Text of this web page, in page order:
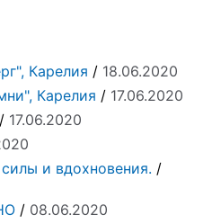
Карелия / 18.06.2020
Карелия / 17.06.2020
/ 17.06.2020
и вдохновения. /
/ 08.06.2020